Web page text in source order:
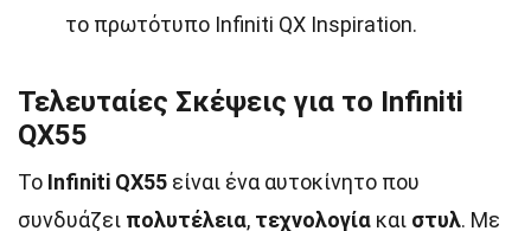
το πρωτότυπο Infiniti QX Inspiration.
Τελευταίες Σκέψεις για το Infiniti
QX55
Το Infiniti QX55 είναι ένα αυτοκίνητο που
συνδυάζει πολυτέλεια, τεχνολογία και στυλ. Με